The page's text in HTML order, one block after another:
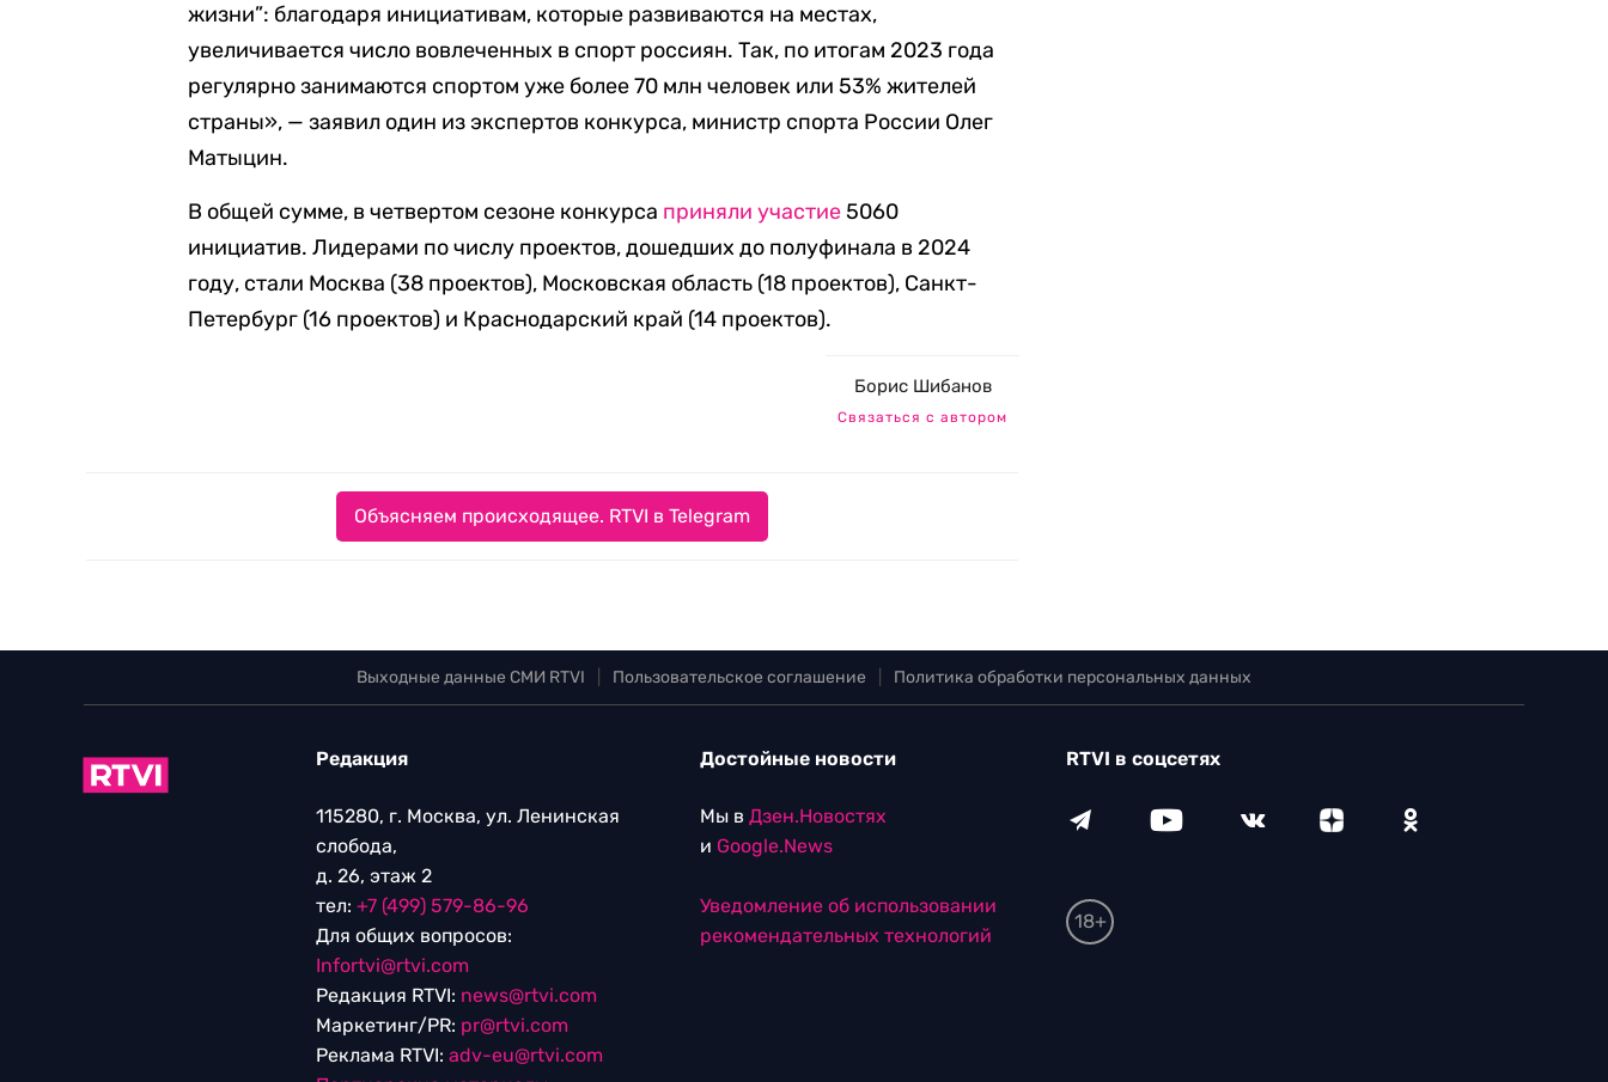
жизни”: благодаря инициативам, которые развиваются на местах,
увеличивается число вовлеченных в спорт россиян. Так, по итогам 2023 года
регулярно занимаются спортом уже более 70 млн человек или 53% жителей
страны», — заявил один из экспертов конкурса, министр спорта России Олег
Матыцин.
В общей сумме, в четвертом сезоне конкурса приняли участие 5060
инициатив. Лидерами по числу проектов, дошедших до полуфинала в 2024
году, стали Москва (38 проектов), Московская область (18 проектов), Санкт-
Петербург (16 проектов) и Краснодарский край (14 проектов).
Борис Шибанов
Связаться с автором
Объясняем происходящее. RTVI в Telegram
Выходные данные СМИ RTVI Пользовательское соглашение Политика обработки персональных данных
Редакция
115280, г. Москва, ул. Ленинская
слобода,
д. 26, этаж 2
тел: +7 (499) 579-86-96
Для общих вопросов:
Infortvi@rtvi.com
Редакция RTVI: news@rtvi.com
Маркетинг/PR: pr@rtvi.com
Реклама RTVI: adv-eu@rtvi.com
Достойные новости
Мы в Дзен.Новостях
и Google.News
Уведомление об использовании
рекомендательных технологий
RTVI в соцсетях
18+